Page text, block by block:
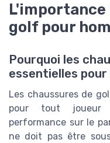
L'importance
golf pour
Pourquoi les
essentielles
Les chaussures de
pour tout joueur
performance sur le
ne doit pas être